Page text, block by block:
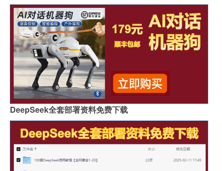
DeepSeek全套部署资料免费下载